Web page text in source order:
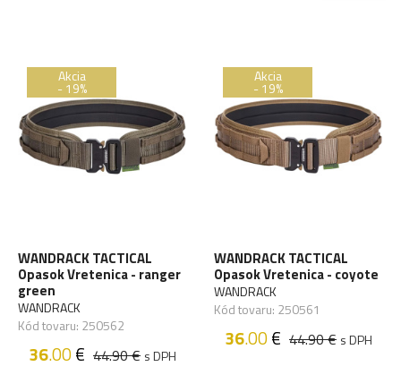
Akcia
- 19%
WANDRACK TACTICAL
Opasok Vretenica - ranger
green
WANDRACK
Kód tovaru: 250562
36.00€ 44.90 € s DPH
Akcia
- 19%
WANDRACK TACTICAL
Opasok Vretenica - coyote
WANDRACK
Kód tovaru: 250561
36.00€ 44.90 € s DPH